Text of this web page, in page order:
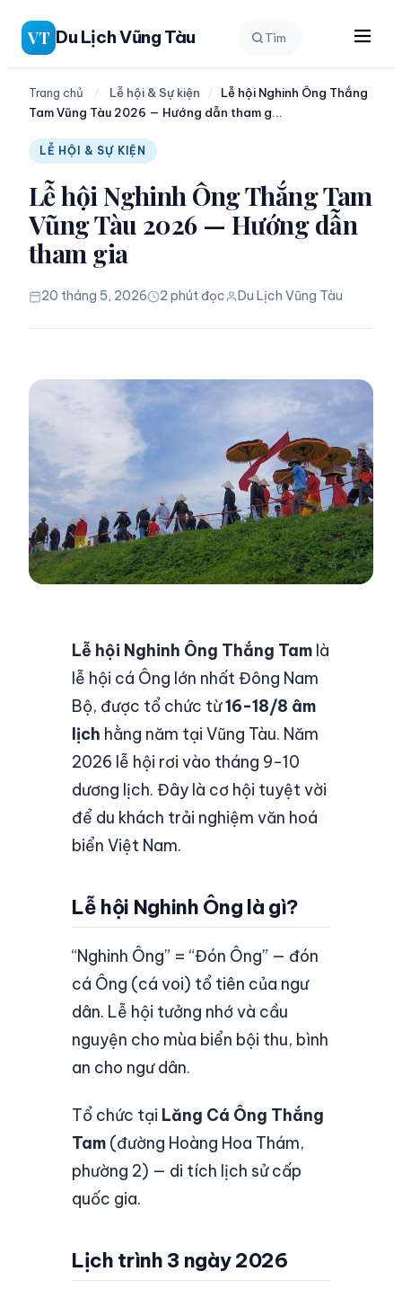
Chuyển
đến
phần
dung
VT Du Lịch Vũng Tàu Tìm
Trang chủ / Lễ hội & Sự kiện /
Lễ hội Nghinh Ông Thắng
Tam Vũng Tàu 2026 — Hướng dẫn tham g...
LỄ HỘI & SỰ KIỆN
Lễ hội Nghinh Ông Thắng Tam
Vũng Tàu 2026 — Hướng dẫn
tham gia
20 tháng 5, 2026 2 phút đọc Du Lịch Vũng Tàu
Lễ hội Nghinh Ông Thắng Tam là
lễ hội cá Ông lớn nhất Đông Nam
Bộ, được tổ chức từ16-18/8 âm
lịch hằng năm tại Vũng Tàu. Năm
2026 lễ hội rơi vào tháng 9-10
dương lịch. Đây là cơ hội tuyệt vời
để du khách trải nghiệm văn hoá
biển Việt Nam.
Lễ hội Nghinh Ông là gì?
“Nghinh Ông” = “Đón Ông” — đón
cá Ông (cá voi) tổ tiên của ngư
dân. Lễ hội tưởng nhớ và cầu
nguyện cho mùa biển bội thu, bình
an cho ngư dân.
Tổ chức tại Lăng Cá Ông Thắng
Tam (đường Hoàng Hoa Thám,
phường 2) — di tích lịch sử cấp
quốc gia.
Lịch trình 3 ngày 2026